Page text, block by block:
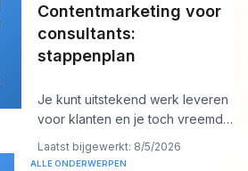
Contentmarketing voor
consultants:
stappenplan
Je kunt uitstekend werk leveren
voor klanten en je toch vreemd
genoeg onzichtbaar voelen
online. Het
Laatst bijgewerkt: 8/5/2026
ALLE ONDERWERPEN